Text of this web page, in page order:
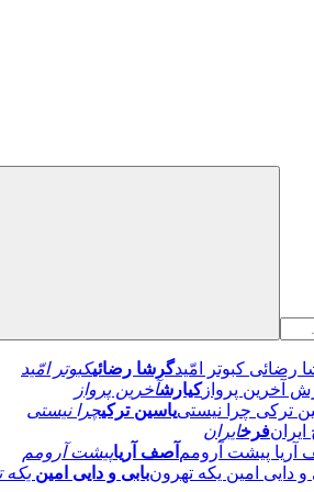
گرشا رضائیکبوتر امّید
کیارشآخرین پرواز
یاسین ترکیچرا نیستی
فرخایران
آصف آریاپیشت آرومم
بابی و دایی امین یکه